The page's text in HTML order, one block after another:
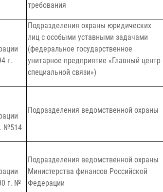
требования
г.
Подразделения охраны юридических
лиц с особыми уставными задачами
(федеральное государственное
унитарное предприятие «Главный центр
специальной связи»)
№514
Подразделения ведомственной охраны
г. №
Подразделения ведомственной охраны
Министерства финансов Российской
Федерации